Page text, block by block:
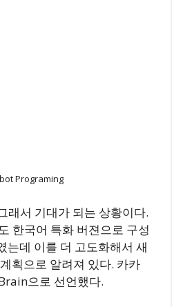
Programing
래서 기대가 되는 상황이다.
한국어 특화 버젼으로 구성
는데 이를 더 고도화해서 새
획으로 알려져 있다. 카카
으로 선언했다.